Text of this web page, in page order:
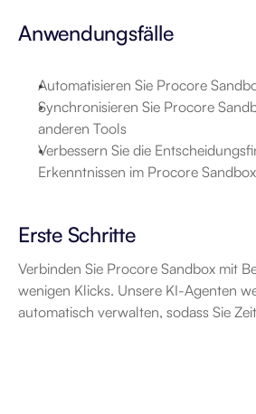
Anwendungsfälle
Automatisieren Sie Procore
Synchronisieren Sie Procore
anderen Tools
Verbessern Sie die
Erkenntnissen im Procore Sandbox
Erste Schritte
Verbinden Sie Procore Sandbox mit
wenigen Klicks. Unsere KI-Agenten
automatisch verwalten, sodass Sie